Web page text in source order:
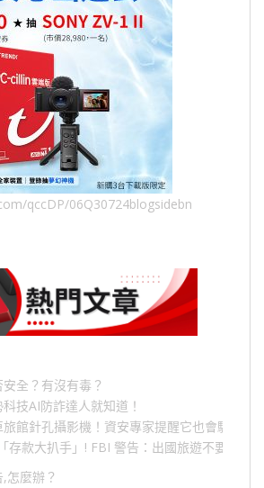
qccDP/06Q30724blogsidebn
全？有沒有毒？
技AI防詐達人就知道！
館針孔攝影機！資安專家提醒它也會駭人成
「存款大扒手」 ! FBI 警告：出國旅遊不要做的
怎麼辦？